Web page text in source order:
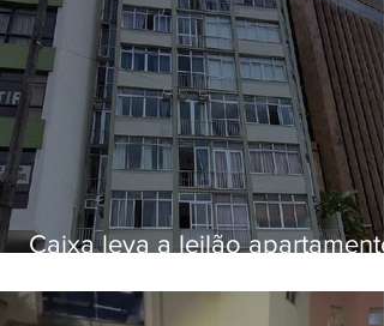
Caixa leva a leilão apartamento
Botafogo